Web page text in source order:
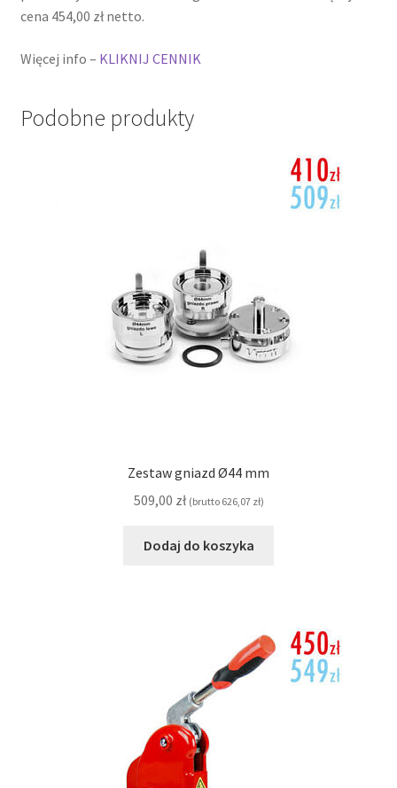
cena 454,00 zł netto.
Więcej info – KLIKNIJ CENNIK
Podobne produkty
Zestaw gniazd Ø44 mm
509,00 zł (brutto 626,07 zł)
Dodaj do koszyka